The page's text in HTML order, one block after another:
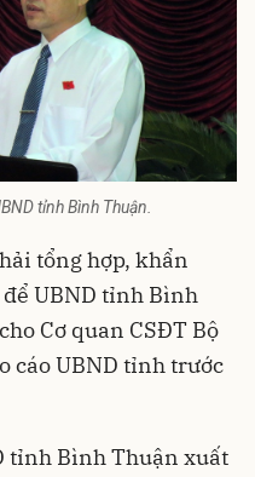
tỉnh Bình Thuận.
tổng hợp, khẩn
UBND tỉnh Bình
Cơ quan CSĐT Bộ
cáo UBND tỉnh trước
tỉnh Bình Thuận xuất